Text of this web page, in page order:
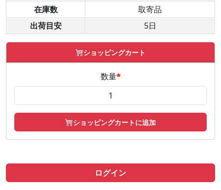
在庫数
取寄品
出荷目安
5日
ショッピングカート
数量*
ショッピングカートに追加
ログイン